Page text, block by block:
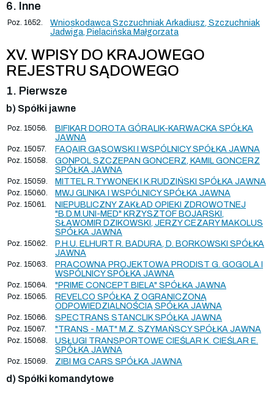
6. Inne
Poz. 1652.
Wnioskodawca Szczuchniak Arkadiusz, Szczuchniak
Jadwiga, Pielacińska Małgorzata
XV. WPISY DO KRAJOWEGO
REJESTRU SĄDOWEGO
1. Pierwsze
b) Spółki jawne
Poz. 15056.
BIFIKAR DOROTA GÓRALIK-KARWACKA SPÓŁKA
JAWNA
Poz. 15057. FAQAIR GĄSOWSKI I WSPÓLNICY SPÓŁKA JAWNA
Poz. 15058.
GONPOL SZCZEPAN GONCERZ, KAMIL GONCERZ
SPÓŁKA JAWNA
Poz. 15059. MITTEL R.TYWONEK I K.RUDZIŃSKI SPÓŁKA JAWNA
Poz. 15060. MWJ GLINKA I WSPÓLNICY SPÓŁKA JAWNA
Poz. 15061.
NIEPUBLICZNY ZAKŁAD OPIEKI ZDROWOTNEJ
"B.D.M.UNI-MED" KRZYSZTOF BOJARSKI,
SŁAWOMIR DZIKOWSKI, JERZY CEZARY MAKOLUS
SPÓŁKA JAWNA
Poz. 15062.
P.H.U. ELHURT R. BADURA, D. BORKOWSKI SPÓŁKA
JAWNA
Poz. 15063.
PRACOWNA PROJEKTOWA PRODIST G. GOGOLA I
WSPÓLNICY SPÓŁKA JAWNA
Poz. 15064. "PRIME CONCEPT BIELA" SPÓŁKA JAWNA
Poz. 15065.
REVELCO SPÓŁKA Z OGRANICZONĄ
ODPOWIEDZIALNOŚCIĄ SPÓŁKA JAWNA
Poz. 15066. SPECTRANS STANCLIK SPÓŁKA JAWNA
Poz. 15067. "TRANS - MAT" M.Z. SZYMAŃSCY SPÓŁKA JAWNA
Poz. 15068.
USŁUGI TRANSPORTOWE CIEŚLAR K. CIEŚLAR E.
SPÓŁKA JAWNA
Poz. 15069. ZIBI MG CARS SPÓŁKA JAWNA
d) Spółki komandytowe